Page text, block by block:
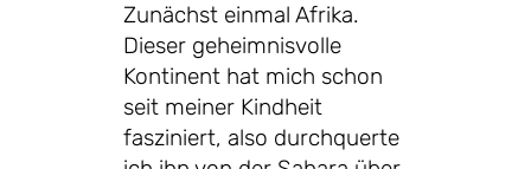
Zunächst einmal Afrika.
Dieser geheimnisvolle
Kontinent hat mich schon
seit meiner Kindheit
fasziniert, also durchquerte